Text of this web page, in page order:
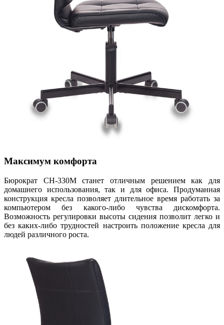
Максимум комфорта
Бюрократ CH-330M станет отличным решением как для
домашнего использования, так и для офиса. Продуманная
конструкция кресла позволяет длительное время работать за
компьютером без какого-либо чувства дискомфорта.
Возможность регулировки высоты сидения позволит легко и
без каких-либо трудностей настроить положение кресла для
людей различного роста.